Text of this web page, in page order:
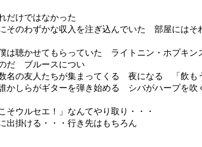
だけではなかった
そのわずかな収入を注ぎ込んでいた 部屋にはそ
は聴かせてもらっていた ライトニン・ ホプキン
だ ブルースについ
名の友人たちが集まってくる 夜になる 「飲
かしらがギターを弾き始める シバがハープを
ウルセエ！」なんてやり取り・・・
出掛ける・・・行き先はもちろん